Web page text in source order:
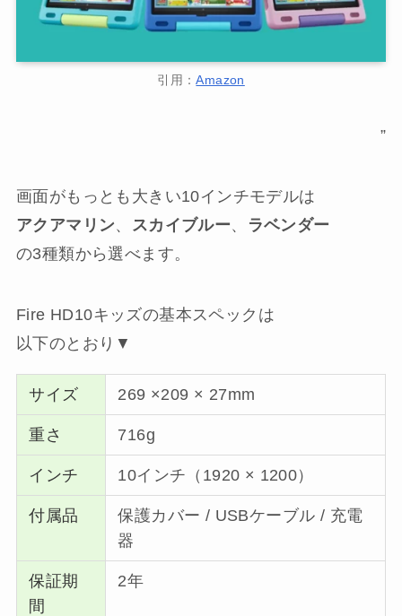
引用：Amazon
”
画面がもっとも大きい10インチモデルは
アクアマリン、 スカイブルー、
ラベンダー
の3種類から選べます。
Fire HD10キッズの基本スペックは
以下のとおり▼
サイズ 269 ×209 × 27mm
重さ 716g
インチ 10インチ（1920 × 1200）
付属品
保護カバー / USBケーブル / 充電
器
保証期
間
2年